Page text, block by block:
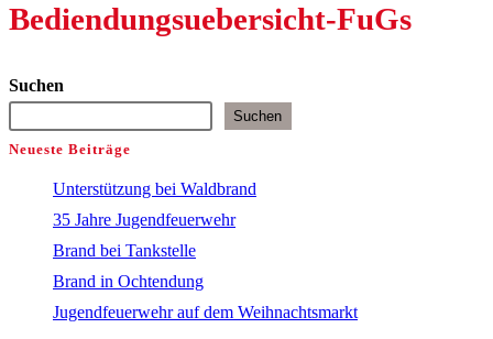
Bediendungsuebersicht-FuGs
Suchen
Suchen
Neueste Beiträge
Unterstützung bei Waldbrand
35 Jahre Jugendfeuerwehr
Brand bei Tankstelle
Brand in Ochtendung
Jugendfeuerwehr auf dem Weihnachtsmarkt